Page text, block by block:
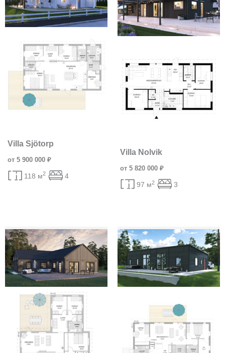
Villa Sjötorp
от 5 900 000 ₽
118 м2 4
Villa Nolvik
от 5 820 000 ₽
97 м2 3